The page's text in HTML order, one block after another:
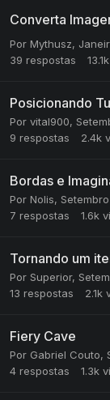
Converta
Por Mythusz,
39 respostas 13.1k
Posicionando
Por vital900,
9 respostas 2.4k
Bordas e
Por Nolis,
7 respostas 1.6k
Tornando um
Por Superior,
13 respostas 2.1k
Fiery Cave
Por Gabriel Couto,
4 respostas 1.3k